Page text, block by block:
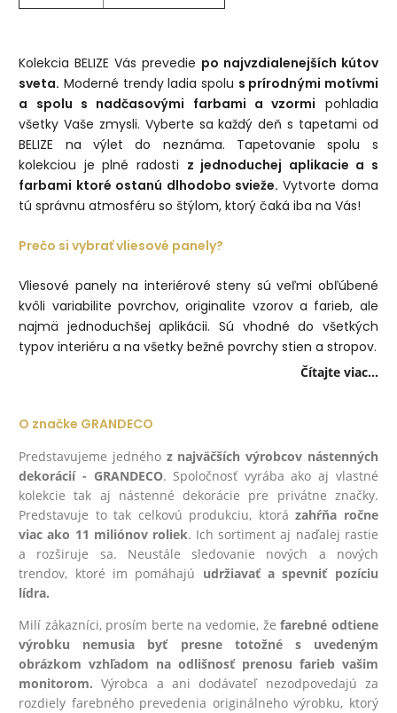
Kolekcia BELIZE Vás prevedie po najvzdialenejších kútov
sveta. Moderné trendy ladia spolu s prírodnými motívmi
a spolu s nadčasovými farbami a vzormi pohladia
všetky Vaše zmysli. Vyberte sa každý deň s tapetami od
BELIZE na výlet do neznáma. Tapetovanie spolu s
kolekciou je plné radosti z jednoduchej aplikacie a s
farbami ktoré ostanú dlhodobo svieže. Vytvorte doma
tú správnu atmosféru so štýlom, ktorý čaká iba na Vás!
Prečo si vybrať vliesové panely?
Vliesové panely na interiérové steny sú veľmi obľúbené
kvôli variabilite povrchov, originalite vzorov a farieb, ale
najmä jednoduchšej aplikácii. Sú vhodné do všetkých
typov interiéru a na všetky bežné povrchy stien a stropov.
Čítajte viac...
O značke GRANDECO
Predstavujeme jedného z najväčších výrobcov nástenných
dekorácií - GRANDECO. Spoločnosť vyrába ako aj vlastné
kolekcie tak aj nástenné dekorácie pre privátne značky.
Predstavuje to tak celkovú produkciu, ktorázahŕňa ročne
viac ako 11 miliónov roliek. Ich sortiment aj naďalej rastie
a rozširuje sa. Neustále sledovanie nových a nových
trendov, ktoré im pomáhajú udržiavať a spevniť pozíciu
lídra.
Milí zákazníci, prosím berte na vedomie, žefarebné odtiene
výrobku nemusia byť presne totožné s uvedeným
obrázkom vzhľadom na odlišnosť prenosu farieb vašim
monitorom.Výrobca a ani dodávateľ nezodpovedajú za
rozdiely farebného prevedenia originálneho výrobku, ktorý